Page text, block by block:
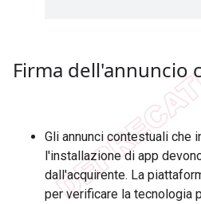
Firma dell'annuncio
Gli annunci contestuali che
l'installazione di app
dall'acquirente. La
per verificare la tecnologia